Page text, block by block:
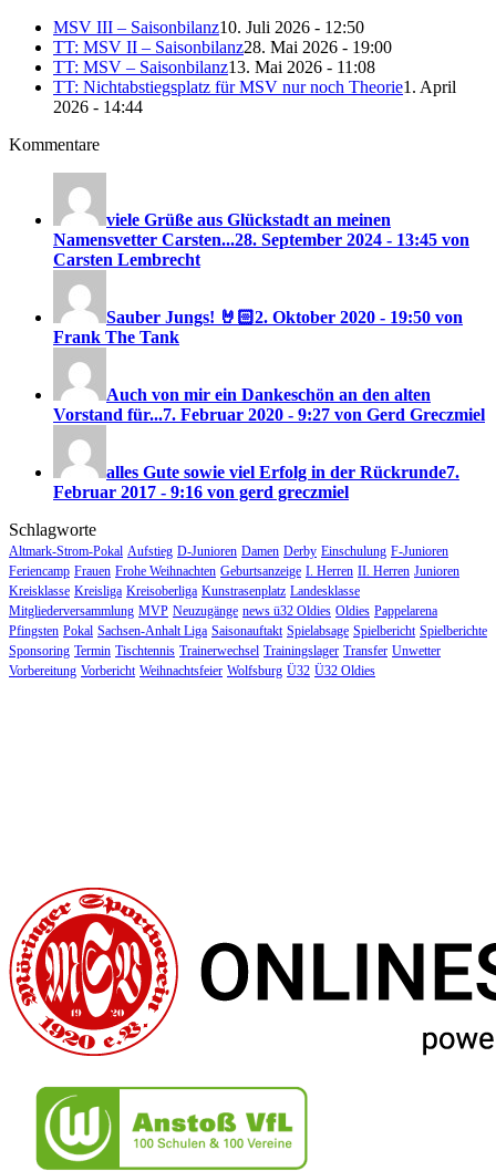
MSV III – Saisonbilanz10. Juli 2026 - 12:50
TT: MSV II – Saisonbilanz28. Mai 2026 - 19:00
TT: MSV – Saisonbilanz13. Mai 2026 - 11:08
TT: Nichtabstiegsplatz für MSV nur noch Theorie1. April
2026 - 14:44
Kommentare
viele Grüße aus Glückstadt an meinen
Namensvetter Carsten...28. September 2024 - 13:45 von
Carsten Lembrecht
Sauber Jungs! 🤘🏻2. Oktober 2020 - 19:50 von
Frank The Tank
Auch von mir ein Dankeschön an den alten
Vorstand für...7. Februar 2020 - 9:27 von Gerd Greczmiel
alles Gute sowie viel Erfolg in der Rückrunde7.
Februar 2017 - 9:16 von gerd greczmiel
Schlagworte
Altmark-Strom-Pokal Aufstieg D-Junioren Damen Derby Einschulung F-Junioren
Feriencamp Frauen Frohe Weihnachten Geburtsanzeige I. Herren II. Herren Junioren
Kreisklasse Kreisliga Kreisoberliga Kunstrasenplatz Landesklasse
Mitgliederversammlung MVP Neuzugänge news ü32 Oldies Oldies Pappelarena
Pfingsten Pokal Sachsen-Anhalt Liga Saisonauftakt Spielabsage Spielbericht Spielberichte
Sponsoring Termin Tischtennis Trainerwechsel Trainingslager Transfer Unwetter
Vorbereitung Vorbericht Weihnachtsfeier Wolfsburg Ü32 Ü32 Oldies